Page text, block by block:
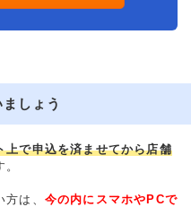
しょう
上で申込を済ませてから店舗
は、 今の内にスマホやPCで